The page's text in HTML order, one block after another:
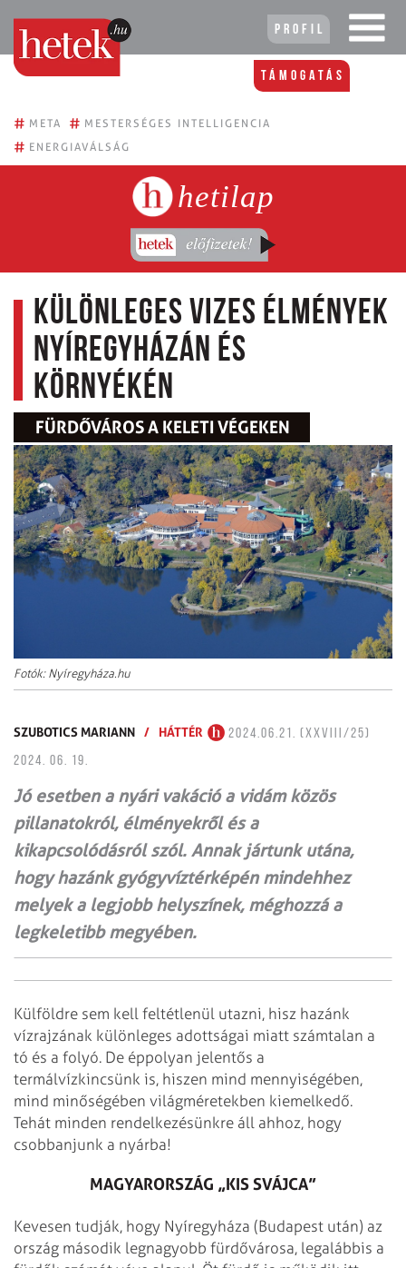
Profil
Támogatás
# META # MESTERSÉGES INTELLIGENCIA
# ENERGIAVÁLSÁG
hetilap
Különleges vizes élmények
Nyíregyházán és
környékén
FÜRDŐVÁROS A KELETI VÉGEKEN
Fotók: Nyíregyháza.hu
SZUBOTICS MARIANN / HÁTTÉR
2024.06.21. (XXVIII/25)
2024. 06. 19.
Jó esetben a nyári vakáció a vidám közös
pillanatokról, élményekről és a
kikapcsolódásról szól. Annak jártunk utána,
hogy hazánk gyógyvíztérképén mindehhez
melyek a legjobb helyszínek, méghozzá a
legkeletibb megyében.
Külföldre sem kell feltétlenül utazni, hisz hazánk
vízrajzának különleges adottságai miatt számtalan a
tó és a folyó. De éppolyan jelentős a
termálvízkincsünk is, hiszen mind mennyiségében,
mind minőségében világméretekben kiemelkedő.
Tehát minden rendelkezésünkre áll ahhoz, hogy
csobbanjunk a nyárba!
MAGYARORSZÁG „KIS SVÁJCA”
Kevesen tudják, hogy Nyíregyháza (Budapest után) az
ország második legnagyobb fürdővárosa, legalábbis a